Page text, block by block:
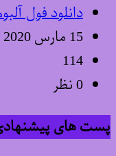
دانلود فول
15 مارس 2020
114
0 نظر
پست های